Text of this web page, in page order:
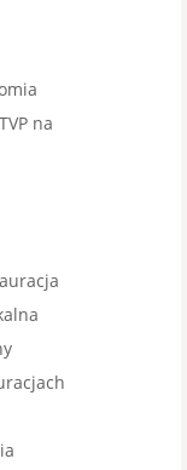
na